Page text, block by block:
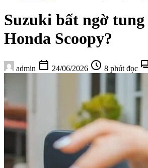
Suzuki bất ngờ tung
Honda Scoopy?
admin calendar_today 24/06/2026 schedule 8 phút đọc